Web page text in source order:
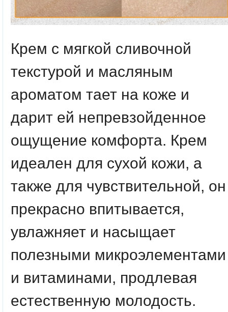
Крем с мягкой сливочной
текстурой и масляным
ароматом тает на коже и
дарит ей непревзойденное
ощущение комфорта. Крем
идеален для сухой кожи, а
также для чувствительной, он
прекрасно впитывается,
увлажняет и насыщает
полезными микроэлементами
и витаминами, продлевая
естественную молодость.